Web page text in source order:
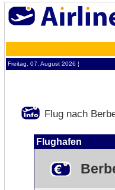
Freitag, 07. August 2026 ¦
Flug nach
Flughafen